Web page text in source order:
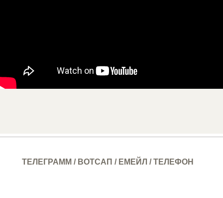
ТЕЛЕГРАММ / ВОТСАП / ЕМЕЙЛ /ТЕЛЕФОН